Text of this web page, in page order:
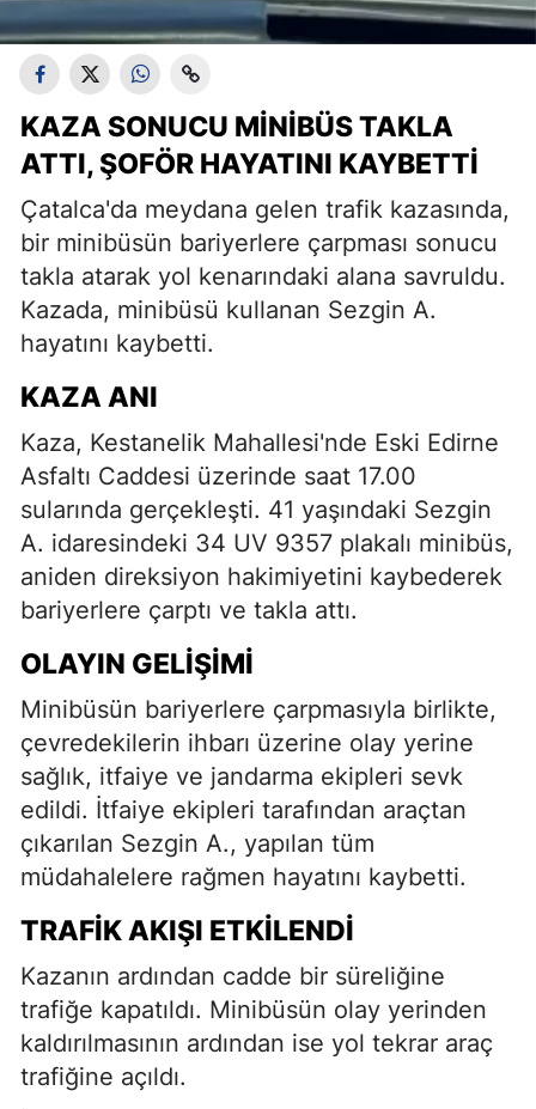
KAZA SONUCU MINIBÜS TAKLA
ATTI, ŞOFÖR HAYATINI KAYBETTI
Çatalca'da meydana gelen trafik kazasında,
bir minibüsün bariyerlere çarpması sonucu
takla atarak yol kenarındaki alana savruldu.
Kazada, minibüsü kullanan Sezgin A.
hayatını kaybetti.
KAZA ANI
Kaza, Kestanelik Mahallesi'nde Eski Edirne
Asfaltı Caddesi üzerinde saat 17.00
sularında gerçekleşti. 41 yaşındaki Sezgin
A. idaresindeki 34 UV 9357 plakalı minibüs,
aniden direksiyon hakimiyetini kaybederek
bariyerlere çarptı ve takla attı.
OLAYIN GELIŞIMI
Minibüsün bariyerlere çarpmasıyla birlikte,
çevredekilerin ihbarı üzerine olay yerine
sağlık, itfaiye ve jandarma ekipleri sevk
edildi. İtfaiye ekipleri tarafından araçtan
çıkarılan Sezgin A., yapılan tüm
müdahalelere rağmen hayatını kaybetti.
TRAFIK AKIŞI ETKILENDI
Kazanın ardından cadde bir süreliğine
trafiğe kapatıldı. Minibüsün olay yerinden
kaldırılmasının ardından ise yol tekrar araç
trafiğine açıldı.